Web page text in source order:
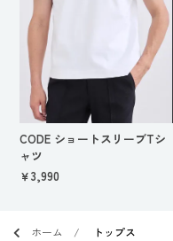
CODE ショートスリーブTシ
ャツ
￥3,990
ホーム トップス